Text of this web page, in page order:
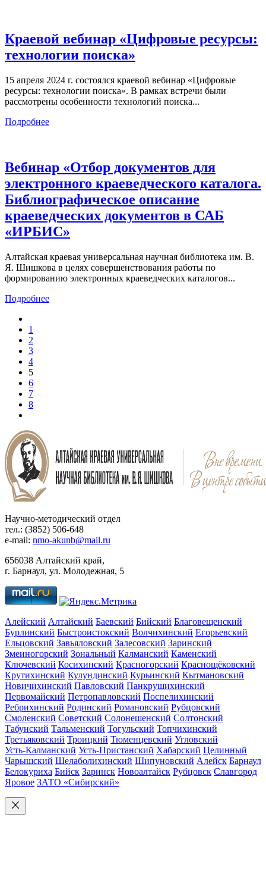
Краевой вебинар «Цифровые ресурсы:
технологии поиска»
15 апреля 2024 г. состоялся краевой вебинар «Цифровые
ресурсы: технологии поиска». В рамках встречи были
рассмотрены особенности технологий поиска...
Подробнее
Вебинар «Отбор документов для
электронного краеведческого каталога.
Библиографическое описание
краеведческих документов в САБ
«ИРБИС»
Алтайская краевая универсальная научная библиотека им. В.
Я. Шишкова в целях совершенствования работы по
формированию электронных краеведческих каталогов...
Подробнее
1
2
3
4
5
6
7
8
Научно-методический отдел
тел.: (3852) 506-648
e-mail: nmo-akunb@mail.ru
656038 Алтайский край,
г. Барнаул, ул. Молодежная, 5
Алейский Алтайский Баевский Бийский Благовещенский
Бурлинский Быстроистокский Волчихинский Егорьевский
Ельцовский Завьяловский Залесовский Заринский
Змеиногорский Зональный Калманский Каменский
Ключевский Косихинский Красногорский Краснощёковский
Крутихинский Кулундинский Курьинский Кытмановский
Новичихинский Павловский Панкрушихинский
Первомайский Петропавловский Поспелихинский
Ребрихинский Родинский Романовский Рубцовский
Смоленский Советский Солонешенский Солтонский
Табунский Тальменский Тогульский Топчихинский
Третьяковский Троицкий Тюменцевский Угловский
Усть-Калманский Усть-Пристанский Хабарский Целинный
Чарышский Шелаболихинский Шипуновский Алейск Барнаул
Белокуриха Бийск Заринск Новоалтайск Рубцовск Славгород
Яровое ЗАТО «Сибирский»